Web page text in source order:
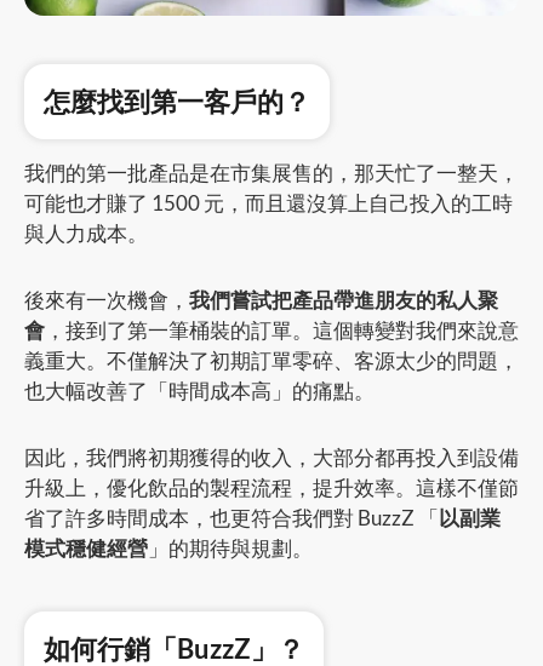
怎麼找到第一客戶的？
我們的第一批產品是在市集展售的，那天忙了一整天，
可能也才賺了 1500 元，而且還沒算上自己投入的工時
與人力成本。
後來有一次機會， 我們嘗試把產品帶進朋友的私人聚
會 ，接到了第一筆桶裝的訂單。這個轉變對我們來說意
義重大。不僅解決了初期訂單零碎、客源太少的問題，
也大幅改善了「時間成本高」的痛點。
因此，我們將初期獲得的收入，大部分都再投入到設備
升級上，優化飲品的製程流程，提升效率。這樣不僅節
省了許多時間成本，也更符合我們對 BuzzZ 「以副業
模式穩健經營 」的期待與規劃。
如何行銷「BuzzZ」？